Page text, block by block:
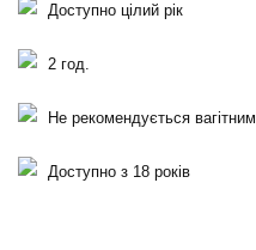
Доступно цілий рік
2 год.
Не рекомендується вагітним
Доступно з 18 років